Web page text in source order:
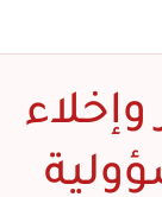
وإخلاء